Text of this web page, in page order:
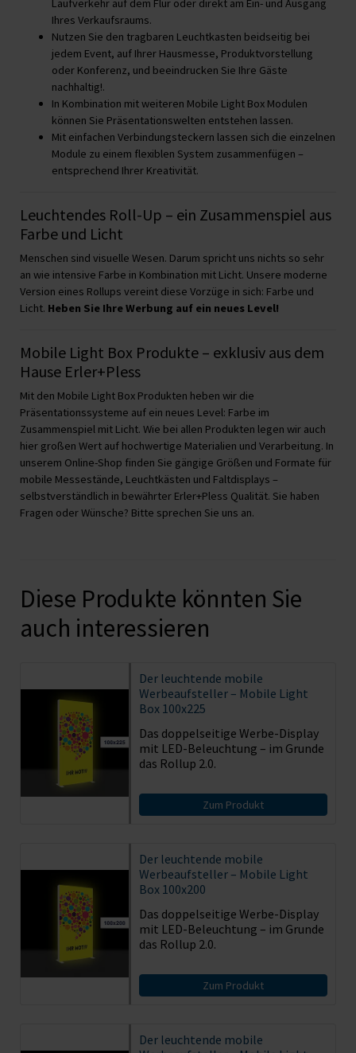
Ihres Verkaufsraums.
Nutzen Sie den tragbaren Leuchtkasten beidseitig bei
jedem Event, auf Ihrer Hausmesse, Produktvorstellung
oder Konferenz, und beeindrucken Sie Ihre Gäste
nachhaltig!.
In Kombination mit weiteren Mobile Light Box Modulen
können Sie Präsentationswelten entstehen lassen.
Mit einfachen Verbindungsteckern lassen sich die einzelnen
Module zu einem flexiblen System zusammenfügen –
entsprechend Ihrer Kreativität.
Leuchtendes Roll-Up – ein Zusammenspiel aus
Farbe und Licht
Menschen sind visuelle Wesen. Darum spricht uns nichts so sehr
an wie intensive Farbe in Kombination mit Licht. Unsere moderne
Version eines Rollups vereint diese Vorzüge in sich: Farbe und
Licht. Heben Sie Ihre Werbung auf ein neues Level!
Mobile Light Box Produkte – exklusiv aus dem
Hause Erler+Pless
Mit den Mobile Light Box Produkten heben wir die
Präsentationssysteme auf ein neues Level: Farbe im
Zusammenspiel mit Licht. Wie bei allen Produkten legen wir auch
hier großen Wert auf hochwertige Materialien und Verarbeitung. In
unserem Online-Shop finden Sie gängige Größen und Formate für
mobile Messestände, Leuchtkästen und Faltdisplays –
selbstverständlich in bewährter Erler+Pless Qualität. Sie haben
Fragen oder Wünsche? Bitte sprechen Sie uns an.
Diese Produkte könnten Sie
auch interessieren
Der leuchtende mobile
Werbeaufsteller – Mobile Light
Box 100x225
Das doppelseitige Werbe-Display
mit LED-Beleuchtung – im Grunde
das Rollup 2.0.
Zum Produkt
Der leuchtende mobile
Werbeaufsteller – Mobile Light
Box 100x200
Das doppelseitige Werbe-Display
mit LED-Beleuchtung – im Grunde
das Rollup 2.0.
Zum Produkt
Der leuchtende mobile